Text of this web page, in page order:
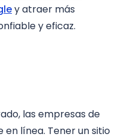
y atraer más
y eficaz.
las empresas de
línea. Tener un sitio